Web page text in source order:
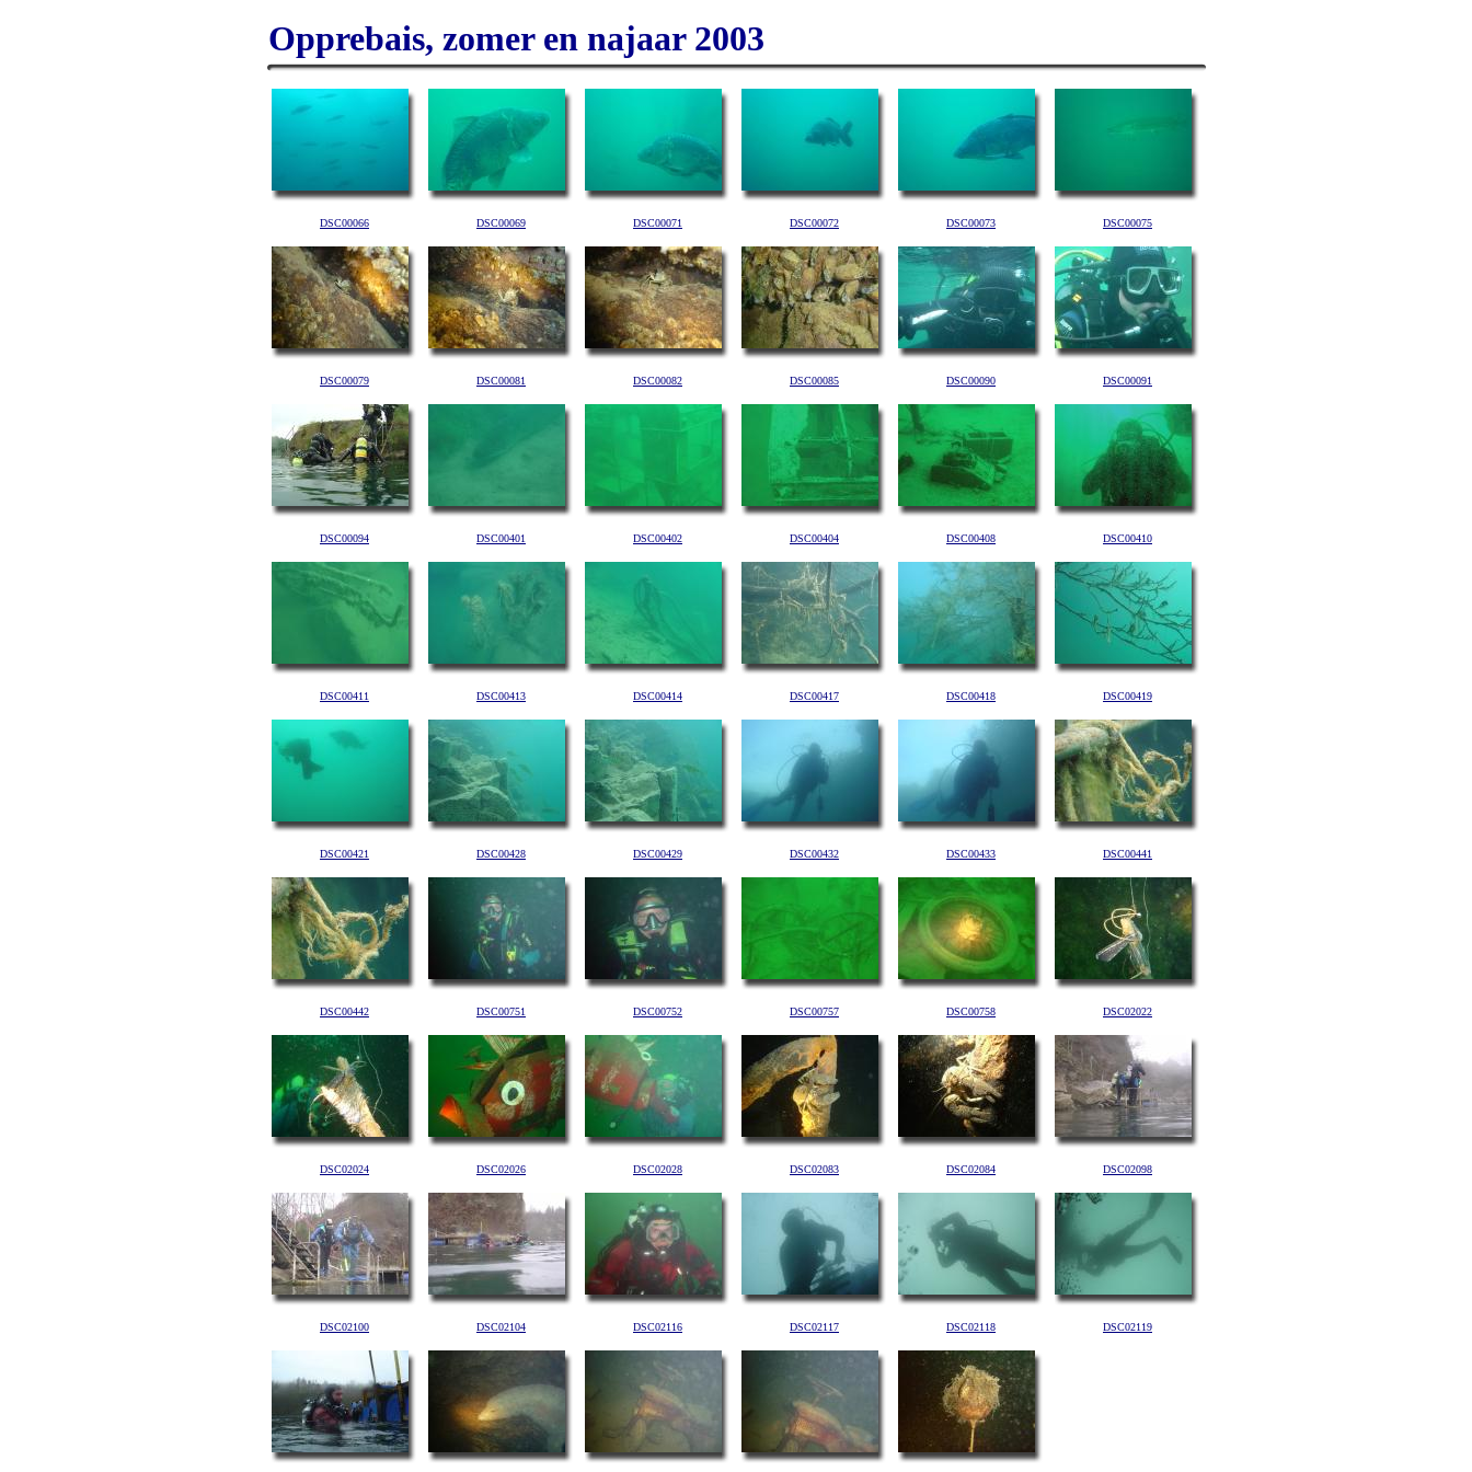
Opprebais, zomer en najaar 2003
DSC00066 DSC00069 DSC00071 DSC00072 DSC00073 DSC00075
DSC00079 DSC00081 DSC00082 DSC00085 DSC00090 DSC00091
DSC00094 DSC00401 DSC00402 DSC00404 DSC00408 DSC00410
DSC00411 DSC00413 DSC00414 DSC00417 DSC00418 DSC00419
DSC00421 DSC00428 DSC00429 DSC00432 DSC00433 DSC00441
DSC00442 DSC00751 DSC00752 DSC00757 DSC00758 DSC02022
DSC02024 DSC02026 DSC02028 DSC02083 DSC02084 DSC02098
DSC02100 DSC02104 DSC02116 DSC02117 DSC02118 DSC02119